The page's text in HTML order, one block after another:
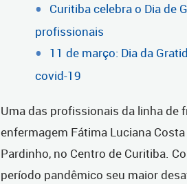
Curitiba celebra o Dia de
profissionais
11 de março: Dia da
covid-19
Uma das profissionais da linha de
enfermagem Fátima Luciana
Pardinho, no Centro de Curitiba.
período pandêmico seu maior